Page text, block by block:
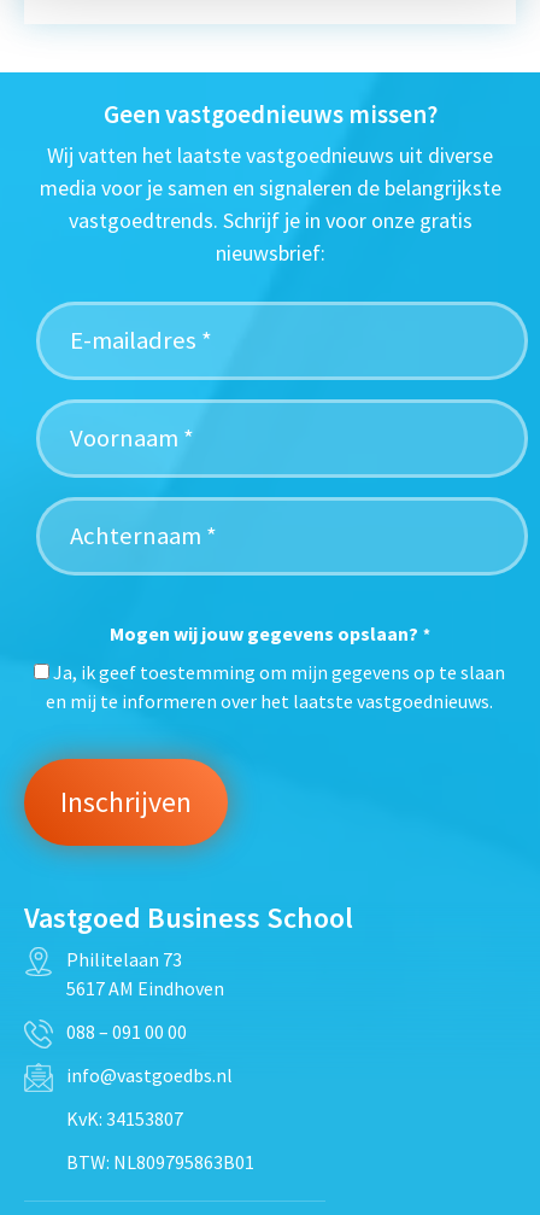
Geen vastgoednieuws missen?
Wij vatten het laatste vastgoednieuws uit diverse
media voor je samen en signaleren de belangrijkste
vastgoedtrends. Schrijf je in voor onze gratis
nieuwsbrief:
Mogen wij jouw gegevens opslaan? *
Ja, ik geef toestemming om mijn gegevens op te slaan
en mij te informeren over het laatste vastgoednieuws.
Vastgoed Business School
Philitelaan 73
5617 AM Eindhoven
088 – 091 00 00
info@vastgoedbs.nl
KvK: 34153807
BTW: NL809795863B01